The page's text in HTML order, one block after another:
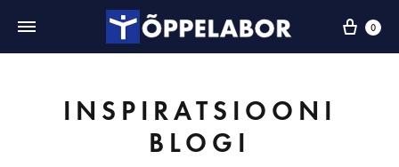
0
INSPIRATSIOONI
BLOGI